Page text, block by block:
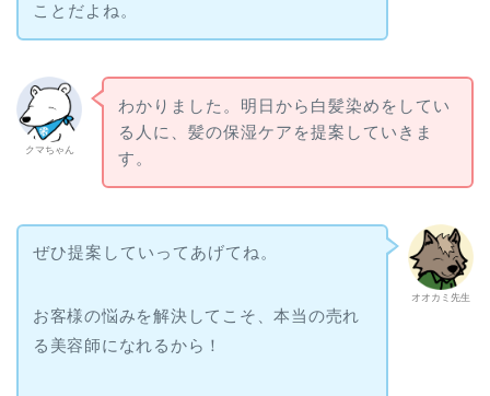
ことだよね。
クマちゃん
わかりました。明日から白髪染めをしてい
る人に、髪の保湿ケアを提案していきま
す。
オオカミ先生
ぜひ提案していってあげてね。
お客様の悩みを解決してこそ、本当の売れ
る美容師になれるから！